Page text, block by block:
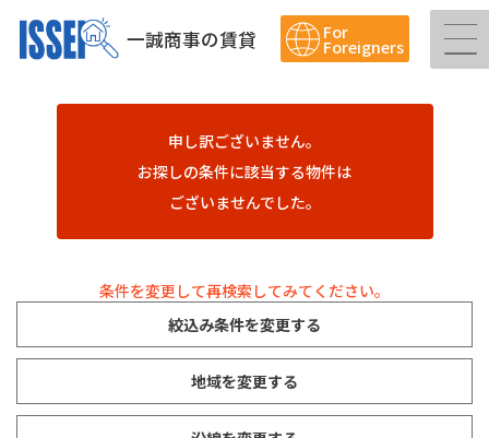
一誠商事の賃貸 For
Foreigners
申し訳ございません。
お探しの条件に該当する物件は
ございませんでした。
条件を変更して再検索してみてください。
絞込み条件を変更する
地域を変更する